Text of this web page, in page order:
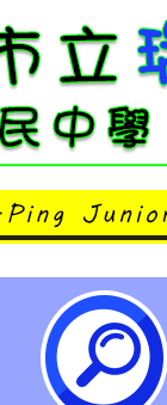
充教材
坪國民中